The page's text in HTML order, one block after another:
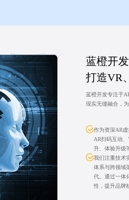
蓝橙开发
打造VR
蓝橙开发专注于
现实无缝融合，
作为资深AR
AR扫码互动
升、体验升级
我们注重技术
体系与跨领域
代。通过一体
性，提升品牌